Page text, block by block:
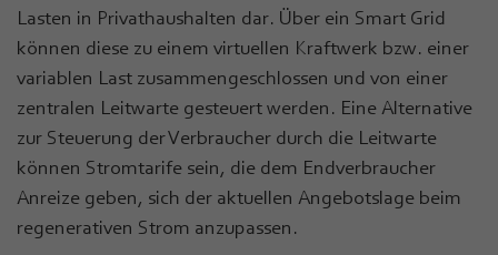
Lasten in Privathaushalten dar. Über ein Smart Grid
können diese zu einem virtuellen Kraftwerk bzw. einer
variablen Last zusammengeschlossen und von einer
zentralen Leitwarte gesteuert werden. Eine Alternative
zur Steuerung der Verbraucher durch die Leitwarte
können Stromtarife sein, die dem Endverbraucher
Anreize geben, sich der aktuellen Angebotslage beim
regenerativen Strom anzupassen.